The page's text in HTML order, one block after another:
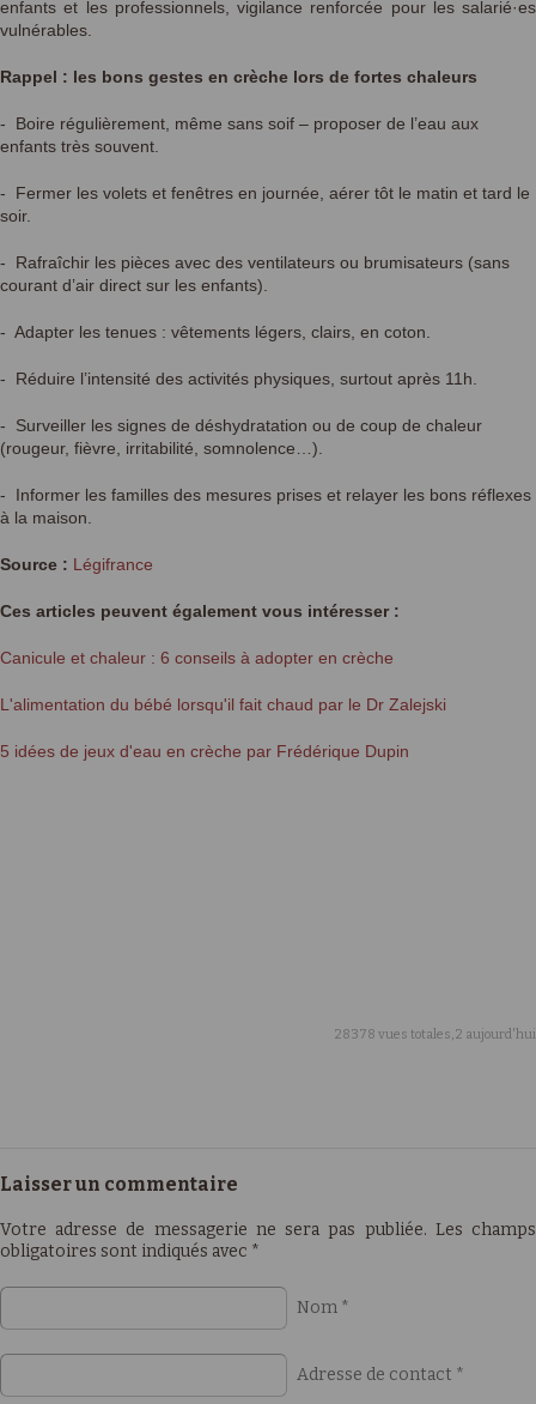
enfants et les professionnels, vigilance renforcée pour les salarié·es
vulnérables.
Rappel : les bons gestes en crèche lors de fortes chaleurs
- Boire régulièrement, même sans soif – proposer de l’eau aux
enfants très souvent.
- Fermer les volets et fenêtres en journée, aérer tôt le matin et tard le
soir.
- Rafraîchir les pièces avec des ventilateurs ou brumisateurs (sans
courant d’air direct sur les enfants).
- Adapter les tenues : vêtements légers, clairs, en coton.
- Réduire l’intensité des activités physiques, surtout après 11h.
- Surveiller les signes de déshydratation ou de coup de chaleur
(rougeur, fièvre, irritabilité, somnolence…).
- Informer les familles des mesures prises et relayer les bons réflexes
à la maison.
Source : Légifrance
Ces articles peuvent également vous intéresser :
Canicule et chaleur : 6 conseils à adopter en crèche
L'alimentation du bébé lorsqu'il fait chaud par le Dr Zalejski
5 idées de jeux d'eau en crèche par Frédérique Dupin
28378 vues totales, 2 aujourd'hui
Laisser un commentaire
Votre adresse de messagerie ne sera pas publiée. Les champs
obligatoires sont indiqués avec *
Nom *
Adresse de contact *